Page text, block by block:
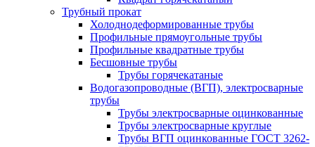
Трубный прокат
Холоднодеформированные трубы
Профильные прямоугольные трубы
Профильные квадратные трубы
Бесшовные трубы
Трубы горячекатаные
Водогазопроводные (ВГП), электросварные
трубы
Трубы электросварные оцинкованные
Трубы электросварные круглые
Трубы ВГП оцинкованные ГОСТ 3262-